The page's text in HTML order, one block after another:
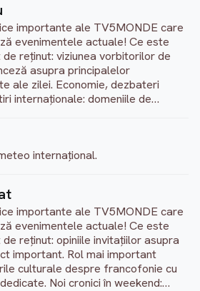
importante ale TV5MONDE care
evenimentele actuale! Ce este
reținut: viziunea vorbitorilor de
asupra principalelor
ale zilei. Economie, dezbateri
internaționale: domeniile de
false, politică, sport...
Mohamed Kaci (în timpul
internaţional.
importante ale TV5MONDE care
evenimentele actuale! Ce este
reținut: opiniile invitațiilor asupra
important. Rol mai important
culturale despre francofonie cu
Noi cronici în weekend: